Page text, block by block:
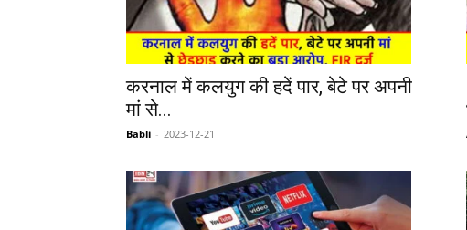
करनाल में कलयुग की हदें पार, बेटे पर अपनी
मां से...
Babli - 2023-12-21